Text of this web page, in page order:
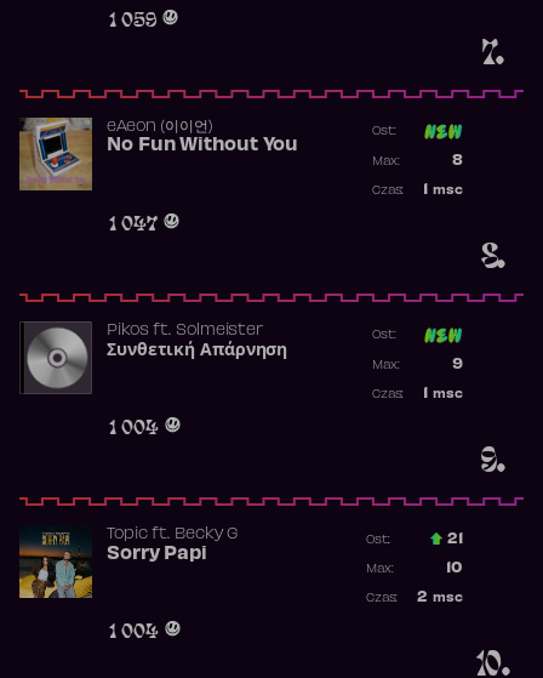
7.
1 059
8.
​eAeon (이이언)
No Fun Without You
1 047
Ost:
8
Max:
msc
Czas:
9.
Pikosft. Solmeister
Συνθετική Απάρνηση
1 004
Ost:
9
Max:
msc
Czas:
10.
Topicft. Becky G
Sorry Papi
1 004
Ost.: 21
10
Max:
2 msc
Czas: